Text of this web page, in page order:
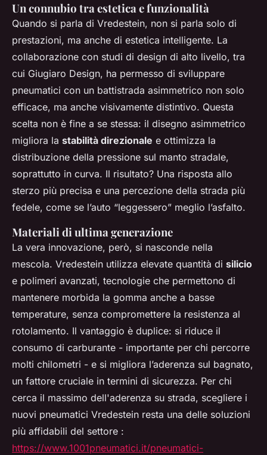
Un connubio tra estetica e funzionalità
Quando si parla di Vredestein, non si parla solo di
prestazioni, ma anche di estetica intelligente. La
collaborazione con studi di design di alto livello, tra
cui Giugiaro Design, ha permesso di sviluppare
pneumatici con un battistrada asimmetrico non solo
efficace, ma anche visivamente distintivo. Questa
scelta non è fine a se stessa: il disegno asimmetrico
migliora la stabilità direzionale e ottimizza la
distribuzione della pressione sul manto stradale,
soprattutto in curva. Il risultato? Una risposta allo
sterzo più precisa e una percezione della strada più
fedele, come se l’auto “leggessero” meglio l’asfalto.
Materiali di ultima generazione
La vera innovazione, però, si nasconde nella
mescola. Vredestein utilizza elevate quantità di silicio
e polimeri avanzati, tecnologie che permettono di
mantenere morbida la gomma anche a basse
temperature, senza compromettere la resistenza al
rotolamento. Il vantaggio è duplice: si riduce il
consumo di carburante - importante per chi percorre
molti chilometri - e si migliora l’aderenza sul bagnato,
un fattore cruciale in termini di sicurezza. Per chi
cerca il massimo dell'aderenza su strada, scegliere i
nuovi pneumatici Vredestein resta una delle soluzioni
più affidabili del settore :
https://www.1001pneumatici.it/pneumatici-